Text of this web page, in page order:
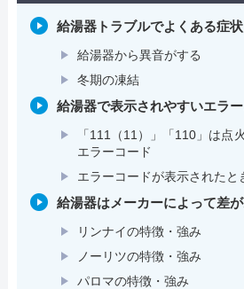
給湯器トラブルでよくある症
給湯器から異音がする
冬期の凍結
給湯器で表示されやすいエラ
「111（11）」「110」は点
エラーコード
エラーコードが表示されたと
給湯器はメーカーによって差
リンナイの特徴・強み
ノーリツの特徴・強み
パロマの特徴・強み